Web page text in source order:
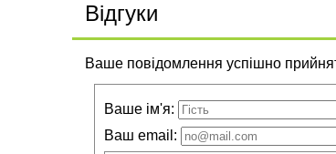
Відгуки
Ваше повідомлення успішно
Ваше ім'я:
Ваш email: